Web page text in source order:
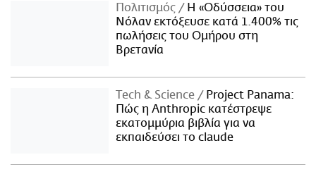
Πολιτισμός
Η «Οδύσσεια» του
Νόλαν εκτόξευσε κατά 1.400% τις
πωλήσεις του Ομήρου στη
Βρετανία
Τech & Science
Project Panama:
Πώς η Anthropic κατέστρεψε
εκατομμύρια βιβλία για να
εκπαιδεύσει το claude